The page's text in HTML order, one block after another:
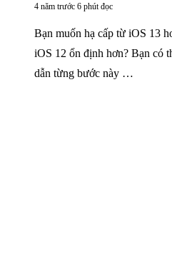
4 năm trước 6 phút đọc
Bạn muốn hạ cấp từ iOS 13
iOS 12 ổn định hơn? Bạn có
dẫn từng bước này …